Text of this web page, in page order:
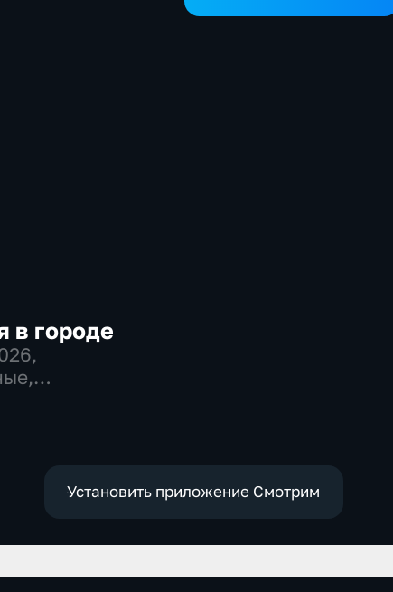
в городе
,
Установить приложение Смотрим